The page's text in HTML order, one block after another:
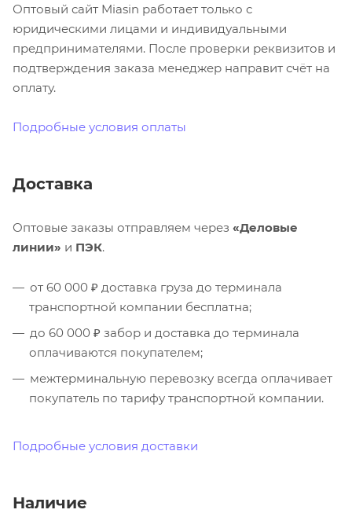
Оптовый сайт Miasin работает только с
юридическими лицами и индивидуальными
предпринимателями. После проверки реквизитов и
подтверждения заказа менеджер направит счёт на
оплату.
Подробные условия оплаты
Доставка
Оптовые заказы отправляем через «Деловые
линии» и ПЭК.
от 60 000 ₽ доставка груза до терминала
транспортной компании бесплатна;
до 60 000 ₽ забор и доставка до терминала
оплачиваются покупателем;
межтерминальную перевозку всегда оплачивает
покупатель по тарифу транспортной компании.
Подробные условия доставки
Наличие